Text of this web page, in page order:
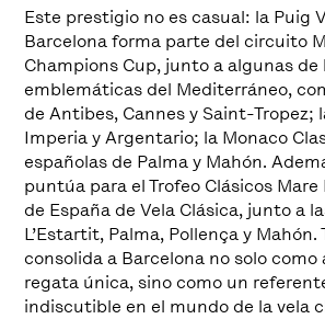
Este prestigio no es casual: la Puig
Barcelona forma parte del circuito
Champions Cup, junto a algunas de
emblemáticas del Mediterráneo,
de Antibes, Cannes y Saint-Tropez;
Imperia y Argentario; la Monaco
españolas de Palma y Mahón.
puntúa para el Trofeo Clásicos
de España de Vela Clásica, junto a
L’Estartit, Palma, Pollença y Mahón.
consolida a Barcelona no solo
regata única, sino como un
indiscutible en el mundo de la vela